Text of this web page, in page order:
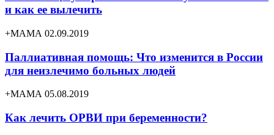
и как ее вылечить
+МАМА 02.09.2019
Паллиативная помощь: Что изменится в России
для неизлечимо больных людей
+МАМА 05.08.2019
Как лечить ОРВИ при беременности?